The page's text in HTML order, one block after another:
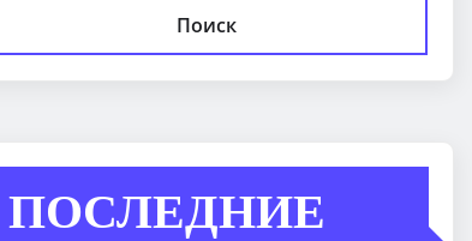
Поиск
ПОСЛЕДНИЕ